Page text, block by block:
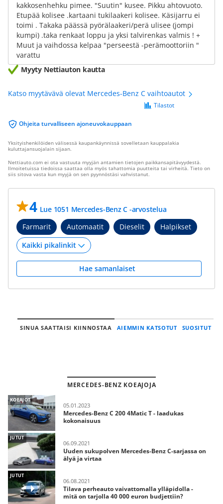
kakkosenhehku pimee. "Suutin" kusee. Pikku ahtovuoto.
Etupää kolisee .kartaani tukilaakeri kolisee. Käsijarru ei
toimi . Takaka päässä pyörälaakeri/perä ulisee (jompi
kumpi) .taka renkaat loppu ja yksi talvirenkas valmis ! +
Muut ja vaihdossa kelpaa "perseestä -perämoottoriin "
varattu
Myyty Nettiauton kautta
Katso myytävävä olevat Mercedes-Benz C vaihtoautot
Ohjeita turvalliseen ajoneuvokauppaan
Tilastot
Yksityishenkilöiden välisessä kaupankäynnissä sovelletaan kauppalakia
kuluttajansuojalain sijaan.
Nettiauto.com ei ota vastuuta myyjän antamien tietojen paikkansapitävyydestä.
Ilmoitetuissa tiedoissa saattaa olla myös tahattomia puutteita tai virheitä. Tieto on
siis sitova vasta kun myyjä on sen pyynnöstäsi vahvistanut.
4 Lue 1051 Mercedes-Benz C -arvostelua
Farmarit
Automaatit Dieselit Halpikset
Hae samanlaiset
SINUA SAATTAISI KIINNOSTAA AIEMMIN KATSOTUT SUOSITUT
MERCEDES-BENZ KOEAJOJA
KOEAJOT
05.01.2023
Mercedes-Benz C 200 4Matic T - laadukas
kokonaisuus
JUTUT
06.09.2021
Uuden sukupolven Mercedes-Benz C-sarjassa on
älyä ja virtaa
JUTUT
06.08.2021
Tilava perheauto vaivattomalla ylläpidolla -
mitä on tarjolla 40 000 euron budjettiin?